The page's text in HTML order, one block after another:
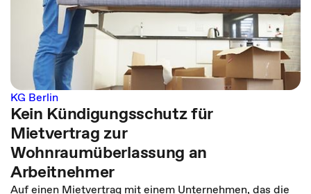
KG Berlin
Kein Kündigungsschutz für
Mietvertrag zur
Wohnraumüberlassung an
Arbeitnehmer
Auf einen Mietvertrag mit einem Unternehmen, das die